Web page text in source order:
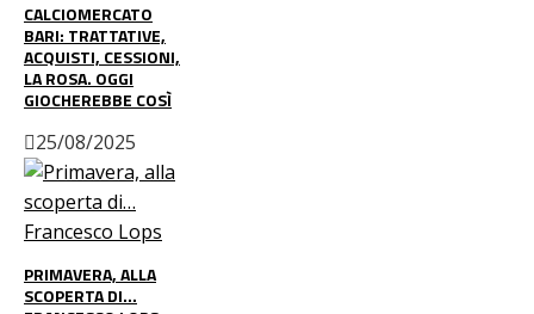
CALCIOMERCATO
BARI: TRATTATIVE,
ACQUISTI, CESSIONI,
LA ROSA. OGGI
GIOCHEREBBE COSÌ
25/08/2025
PRIMAVERA, ALLA
SCOPERTA DI…